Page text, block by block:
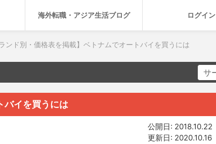
海外転職・アジア生活ブログ ログイン
ランド別・価格表を掲載】ベトナムでオートバイを買うには
バイを買うには
公開日: 2018.10.22
更新日: 2020.10.16